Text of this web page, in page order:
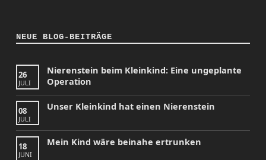
NEUE BLOG-BEITRÄGE
26
JULI
Nierenstein beim Kleinkind: Eine ungeplante
Operation
08
JULI
Unser Kleinkind hat einen Nierenstein
18
JUNI
Mein Kind wäre beinahe ertrunken